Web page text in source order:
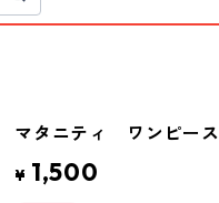
マタニティ ワンピ
¥ 1,500